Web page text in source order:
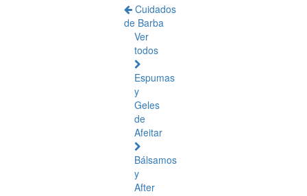
Cuidados
de Barba
Ver
todos
Espumas
y
Geles
de
Afeitar
Bálsamos
y
After